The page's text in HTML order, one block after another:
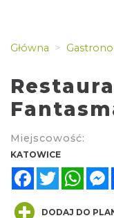
Główna
Miejscowość:
KATOWICE
FacebookTwitter
DODAJ DO